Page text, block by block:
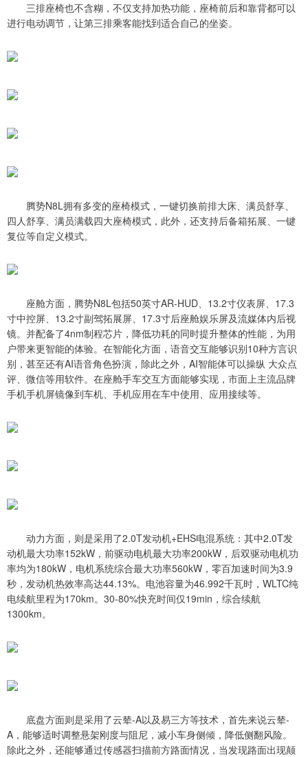
三排座椅也不含糊，不仅支持加热功能，座椅前后和靠背都可以
进行电动调节，让第三排乘客能找到适合自己的坐姿。
腾势N8L拥有多变的座椅模式，一键切换前排大床、满员舒享、
四人舒享、满员满载四大座椅模式，此外，还支持后备箱拓展、一键
复位等自定义模式。
座舱方面，腾势N8L包括50英寸AR-HUD、13.2寸仪表屏、17.3
寸中控屏、13.2寸副驾拓展屏、17.3寸后座舱娱乐屏及流媒体内后视
镜。并配备了4nm制程芯片，降低功耗的同时提升整体的性能，为用
户带来更智能的体验。在智能化方面，语音交互能够识别10种方言识
别，甚至还有AI语音角色扮演，除此之外，AI智能体可以操纵 大众点
评、微信等用软件。在座舱手车交互方面能够实现，市面上主流品牌
手机手机屏镜像到车机、手机应用在车中使用、应用接续等。
动力方面，则是采用了2.0T发动机+EHS电混系统：其中2.0T发
动机最大功率152kW，前驱动电机最大功率200kW，后双驱动电机功
率均为180kW，电机系统综合最大功率560kW，零百加速时间为3.9
秒，发动机热效率高达44.13%。电池容量为46.992千瓦时，WLTC纯
电续航里程为170km。30-80%快充时间仅19min，综合续航
1300km。
底盘方面则是采用了云辇-A以及易三方等技术，首先来说云辇-
A，能够适时调整悬架刚度与阻尼，减小车身侧倾，降低侧翻风险。
除此之外，还能够通过传感器扫描前方路面情况，当发现路面出现颠